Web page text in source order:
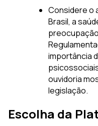
Considere o
Brasil, a
importância
ouvidoria
legislação.
Escolha da